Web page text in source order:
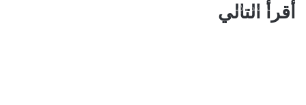
أقرأ التالي
«المرشد الإيراني» يشعل العالم